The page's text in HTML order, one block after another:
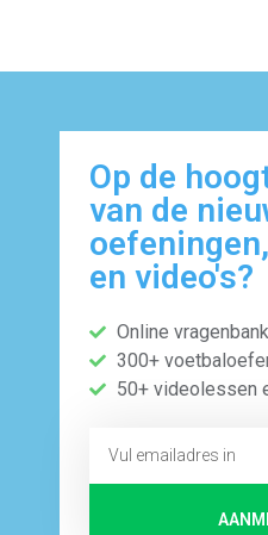
Op de
van de
en video's?
Online vragenbank
300+
50+ videolessen